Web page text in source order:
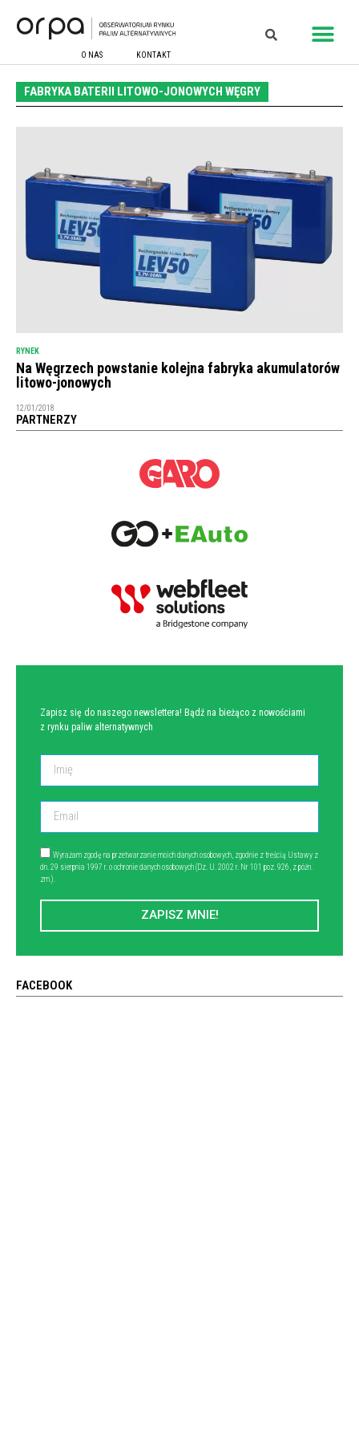
O NAS KONTAKT
FABRYKA BATERII LITOWO-JONOWYCH WĘGRY
RYNEK
Na Węgrzech powstanie kolejna fabryka akumulatorów
litowo-jonowych
12/01/2018
PARTNERZY
Zapisz się do naszego newslettera! Bądź na bieżąco z nowościami
z rynku paliw alternatywnych
Wyrażam zgodę na przetwarzanie moich danych osobowych, zgodnie z treścią Ustawy z
dn. 29 sierpnia 1997 r. o ochronie danych osobowych (Dz. U. 2002 r. Nr 101 poz. 926, z późn.
zm.).
ZAPISZ MNIE!
FACEBOOK